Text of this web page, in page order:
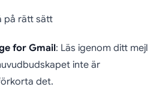
på rätt sätt
for Gmail: Läs igenom ditt mejl
inte är
det.